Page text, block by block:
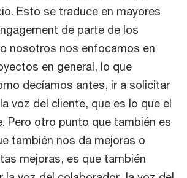
Esto se traduce en mayores
de parte de los
nosotros nos enfocamos en
en general, lo que
decíamos antes, ir a solicitar
voz del cliente, que es lo que el
Pero otro punto que también es
también nos da mejoras o
mejoras, es que también